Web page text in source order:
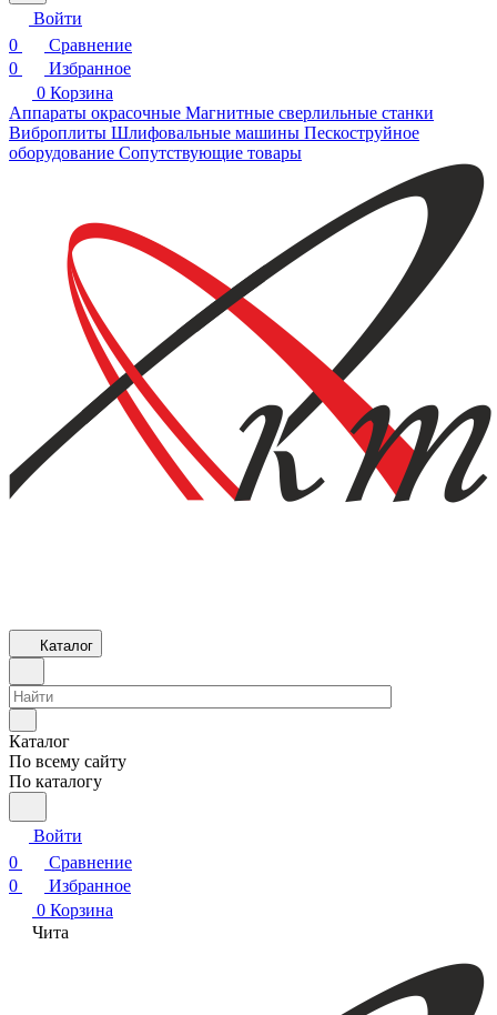
Войти
0
Сравнение
0
Избранное
0 Корзина
Аппараты окрасочные Магнитные сверлильные станки
Виброплиты Шлифовальные машины Пескоструйное
оборудование Сопутствующие товары
Каталог
Каталог
По всему сайту
По каталогу
Войти
0
Сравнение
0
Избранное
0 Корзина
Чита